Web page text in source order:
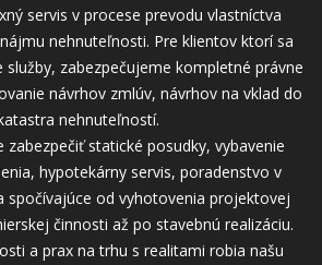
servis v procese prevodu vlastníctva
nehnuteľnosti. Pre klientov ktorí sa
služby, zabezpečujeme kompletné právne
návrhov zmlúv, návrhov na vklad do
nehnuteľností.
zabezpečiť statické posudky, vybavenie
hypotekárny servis, poradenstvo v
spočívajúce od vyhotovenia projektovej
činnosti až po stavebnú realizáciu.
a prax na trhu s realitami robia našu